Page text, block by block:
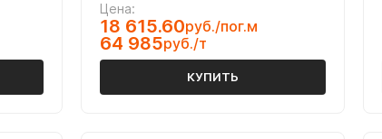
Цена:
18 615.60руб./пог.м
64 985руб./т
КУПИТЬ